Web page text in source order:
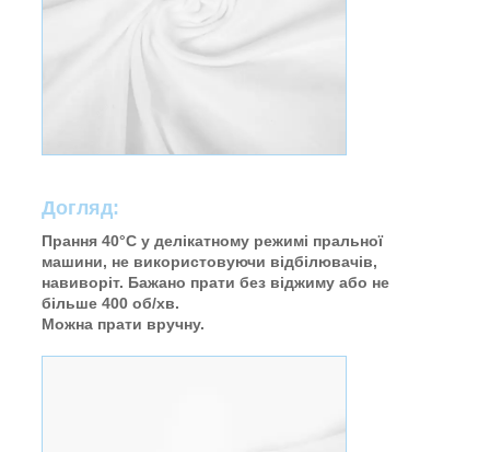
Догляд:
Прання 40°C у делікатному режимі пральної
машини, не використовуючи відбілювачів,
навиворіт. Бажано прати без віджиму або не
більше 400 об/хв.
Можна прати вручну.